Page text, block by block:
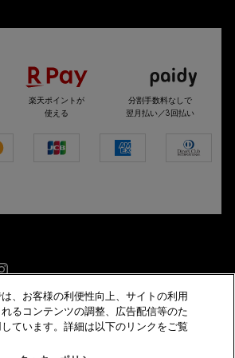
楽天ポイントが
使える
分割手数料なしで
翌月払い／3回払い
、お客様の利便性向上、サイトの利用
るコンテンツの調整、広告配信等のた
ています。詳細は以下のリンクをご覧